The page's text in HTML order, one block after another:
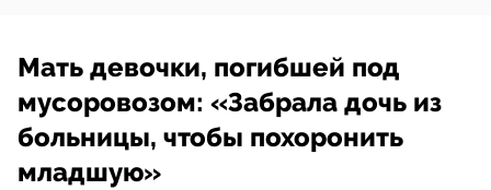
Мать девочки, погибшей под
мусоровозом: «Забрала дочь из
больницы, чтобы похоронить
младшую»